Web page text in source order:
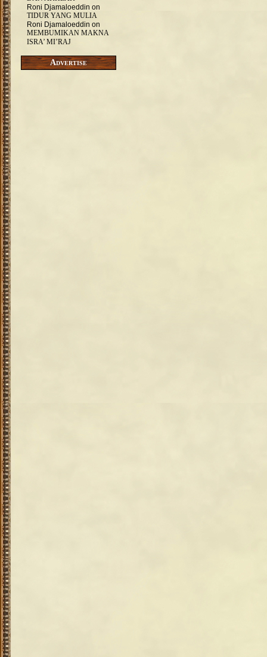
Roni Djamaloeddin on
TIDUR YANG MULIA
Roni Djamaloeddin on
MEMBUMIKAN MAKNA
ISRA’ MI’RAJ
Advertise